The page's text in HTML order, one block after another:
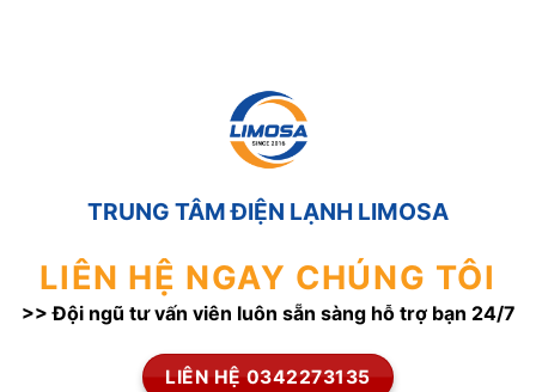
TRUNG TÂM ĐIỆN LẠNH LIMOSA
LIÊN HỆ NGAY CHÚNG TÔI
>> Đội ngũ tư vấn viên luôn sẵn sàng hỗ trợ bạn 24/7
LIÊN HỆ 0342273135